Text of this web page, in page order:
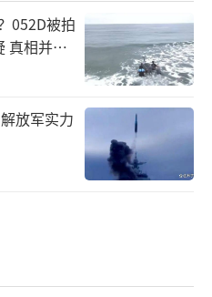
052D被拍
真相并非
放军实力